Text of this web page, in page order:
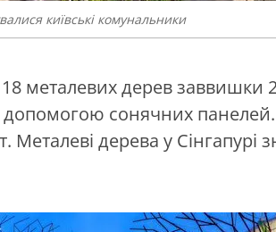
київські комунальники
18 металевих дерев заввишки
допомогою сонячних
Металеві дерева у Сінгапурі